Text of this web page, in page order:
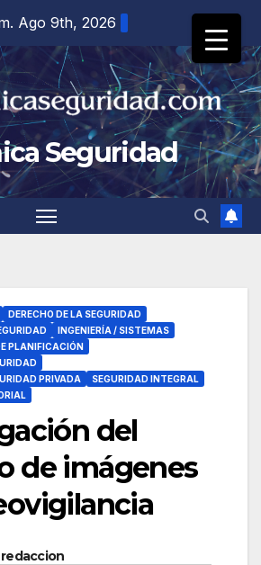
Ago 9th, 2026
Seguridad
DERECHO DE LA SEGURIDAD
INGENIERÍA / SISTEMAS
PLANIFICACIÓN
PRIVADA
SEGURIDAD INTEGRAL
del
de imágenes
redaccion